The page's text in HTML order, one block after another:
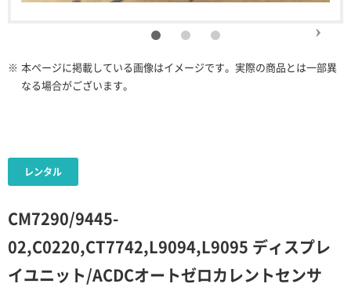
※ 本ページに掲載している画像はイメージです。実際の商品とは一部異
なる場合がございます。
CM7290/9445-
02,C0220,CT7742,L9094,L9095 ディスプレ
イユニット/ACDCオートゼロカレントセンサ